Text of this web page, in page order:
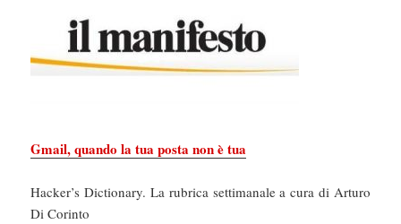
Gmail, quando la tua posta non è tua
Hacker’s Dictionary. La rubrica settimanale a cura di Arturo
Di Corinto